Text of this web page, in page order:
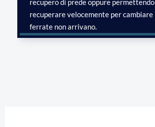
recupero di prede oppure
recuperare velocemente per cambiare
ferrate non arrivano.